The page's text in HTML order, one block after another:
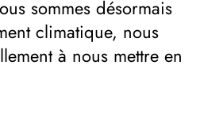
sommes désormais
climatique, nous
à nous mettre en